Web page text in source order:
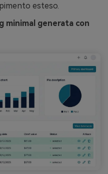
esteso.
minimal generata con